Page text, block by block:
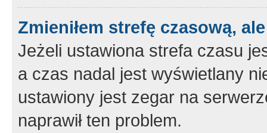
Zmieniłem strefę czasową,
Jeżeli ustawiona strefa czasu
a czas nadal jest wyświetlany
ustawiony jest zegar na
naprawił ten problem.